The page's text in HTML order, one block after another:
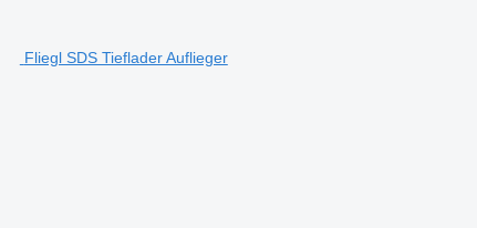
Fliegl SDS Tieflader Auflieger